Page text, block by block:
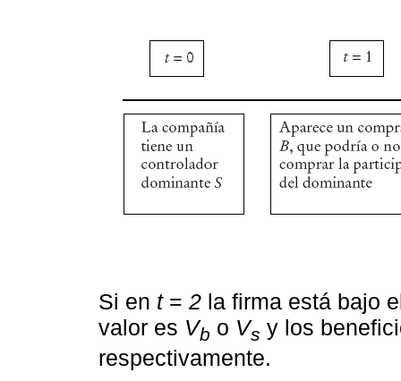
Si en t= 2 la firma está bajo
valor es Vb o Vs y los
respectivamente.